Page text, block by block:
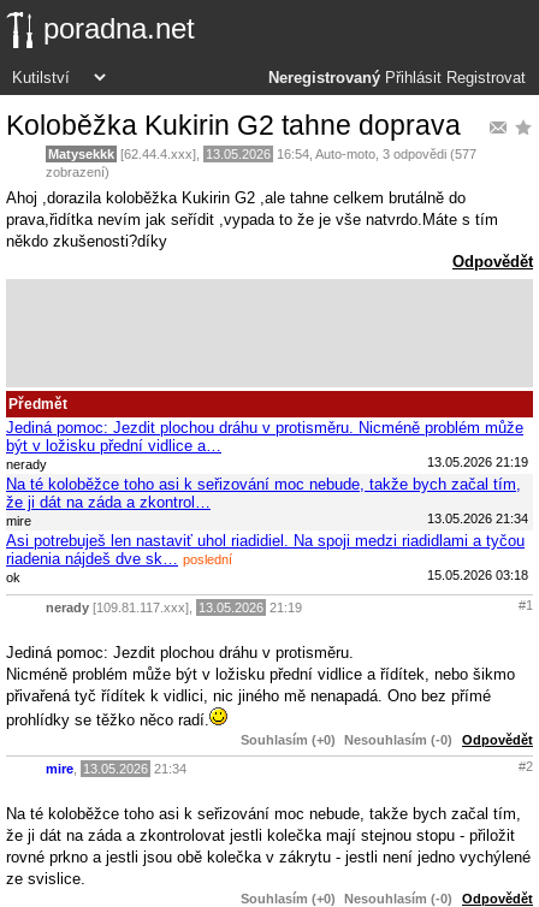
poradna.net
Neregistrovaný Přihlásit Registrovat
Koloběžka Kukirin G2 tahne doprava
Matysekkk [62.44.4.xxx], 13.05.2026 16:54 Auto-moto , 3 odpovědi (577
zobrazení)
Ahoj ,dorazila koloběžka Kukirin G2 ,ale tahne celkem brutálně do
prava,řidítka nevím jak seřídit ,vypada to že je vše natvrdo.Máte s tím
někdo zkušenosti?díky
Odpovědět
Předmět
Jediná pomoc: Jezdit plochou dráhu v protisměru. Nicméně problém může
být v ložisku přední vidlice a…
nerady 13.05.2026 21:19
Na té koloběžce toho asi k seřizování moc nebude, takže bych začal tím,
že ji dát na záda a zkontrol…
mire 13.05.2026 21:34
Asi potrebuješ len nastaviť uhol riadidiel. Na spoji medzi riadidlami a tyčou
riadenia nájdeš dve sk…
poslední
ok
15.05.2026 03:18
nerady [109.81.117.xxx], 13.05.2026 21:19 #1
Jediná pomoc: Jezdit plochou dráhu v protisměru.
Nicméně problém může být v ložisku přední vidlice a řídítek, nebo šikmo
přivařená tyč řídítek k vidlici, nic jiného mě nenapadá. Ono bez přímé
prohlídky se těžko něco radí.
Souhlasím (+0) Nesouhlasím (-0) Odpovědět
mire 13.05.2026 21:34 #2
Na té koloběžce toho asi k seřizování moc nebude, takže bych začal tím,
že ji dát na záda a zkontrolovat jestli kolečka mají stejnou stopu - přiložit
rovné prkno a jestli jsou obě kolečka v zákrytu - jestli není jedno vychýlené
ze svislice.
Souhlasím (+0) Nesouhlasím (-0) Odpovědět